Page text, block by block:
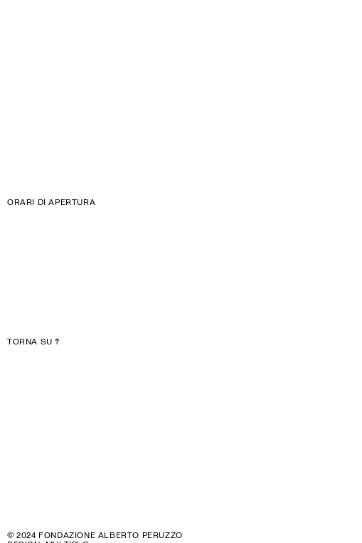
ORARI DI APERTURA
TORNA SU↑
© 2024 FONDAZIONE ALBERTO PERUZZO